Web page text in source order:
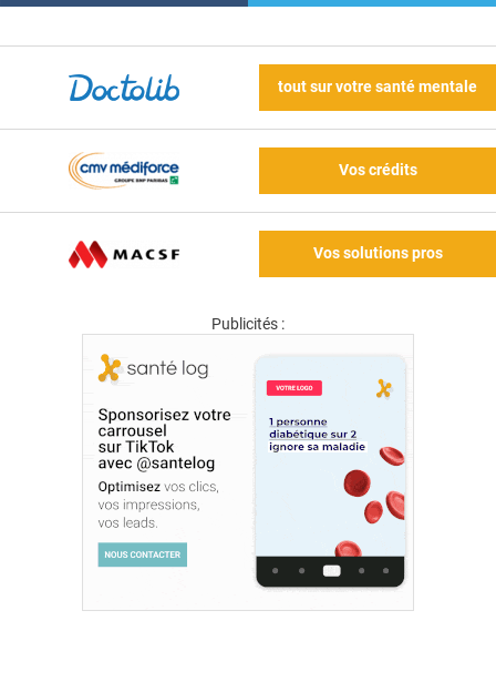
tout sur votre santé mentale
Vos crédits
Vos solutions pros
Publicités :